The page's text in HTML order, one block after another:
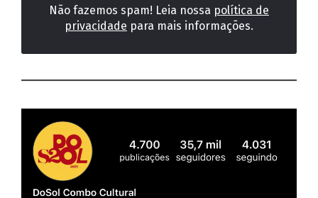
Não fazemos spam! Leia nossa política de
privacidade para mais informações.